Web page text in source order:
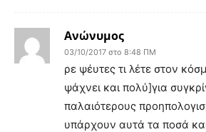
Ανώνυμος
03/10/2017 στο 8:48 ΠΜ
ρε ψέυτες τι λέτε στον
ψάχνει και πολύ]για
παλαιότερους
υπάρχουν αυτά τα ποσά